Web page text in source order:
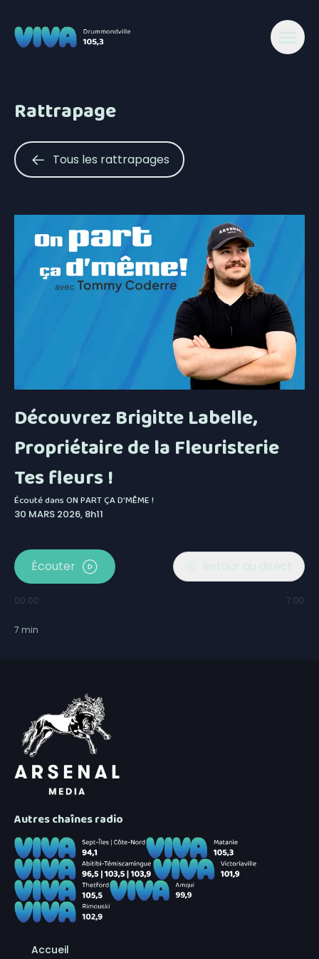
Rattrapage
Tous les rattrapages
Découvrez Brigitte Labelle,
Propriétaire de la Fleuristerie
Tes fleurs !
Écouté dansON PART ÇA D'MÊME !
30 MARS 2026, 8h11
Écouter Retour au direct
00:00 7:00
7 min
Autres chaînes radio
Accueil